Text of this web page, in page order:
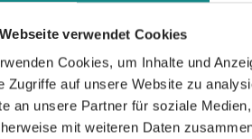
verwendet Cookies
Cookies, um Inhalte und
Zugriffe auf unsere Website zu
an unsere Partner für soziale
mit weiteren Daten